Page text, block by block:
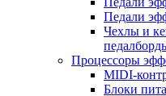
Педали
Чехлы и
Процессоры
MIDI-
Блоки